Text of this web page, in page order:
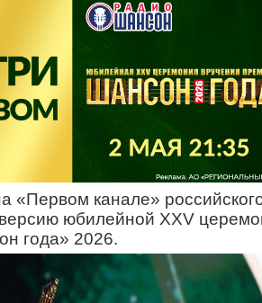
«Первом канале»
юбилейной XXV
года» 2026.